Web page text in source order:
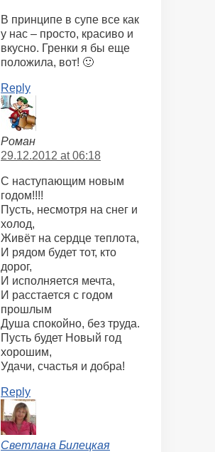
В принципе в супе все как
у нас – просто, красиво и
вкусно. Гренки я бы еще
положила, вот! 🙂
Reply
Роман
29.12.2012 at 06:18
С наступающим новым
годом!!!!
Пусть, несмотря на снег и
холод,
Живёт на сердце теплота,
И рядом будет тот, кто
дорог,
И исполняется мечта,
И расстается с годом
прошлым
Душа спокойно, без труда.
Пусть будет Новый год
хорошим,
Удачи, счастья и добра!
Reply
Светлана Билецкая